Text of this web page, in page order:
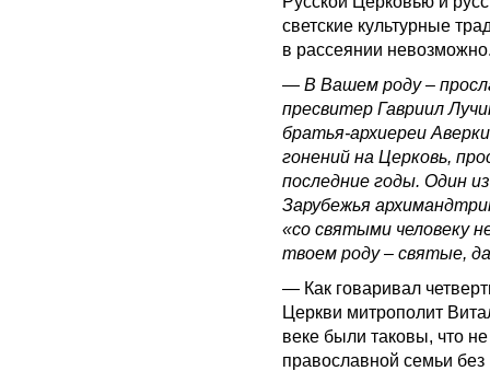
светские культурные
в рассеянии
— В Вашем роду –
пресвитер Гавриил
братья-архиереи
гонений на Церковь,
последние годы. Один
Зарубежья
«со святыми человеку
твоем роду – святые,
— Как говаривал
Церкви митрополит
веке были таковы, что
православной семьи